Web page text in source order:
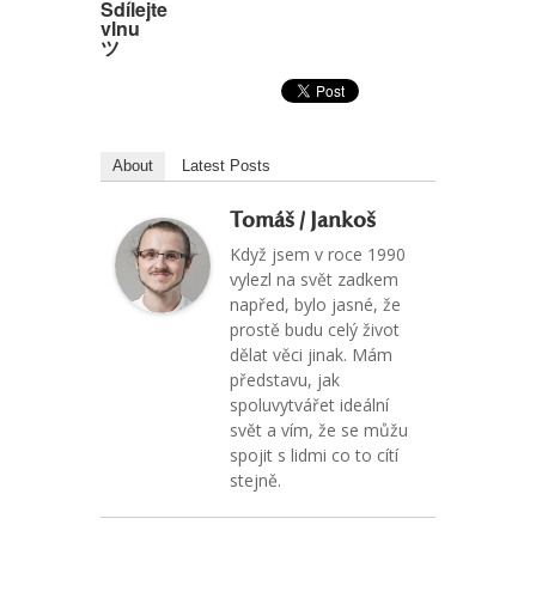
Sdílejte
vlnu
ツ
About Latest Posts
Tomáš / Jankoš
Když jsem v roce 1990
vylezl na svět zadkem
napřed, bylo jasné, že
prostě budu celý život
dělat věci jinak. Mám
představu, jak
spoluvytvářet ideální
svět a vím, že se můžu
spojit s lidmi co to cítí
stejně.